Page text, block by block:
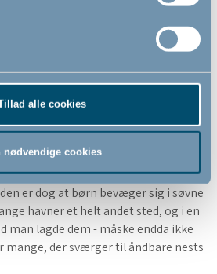
alle cookies
nødvendige cookies
at børn lægges til at sove på
for, at børn ikke har det for varmt,
er dog at børn bevæger sig i søvne
havner et helt andet sted, og i en
man lagde dem - måske endda ikke
mange, der sværger til åndbare nests